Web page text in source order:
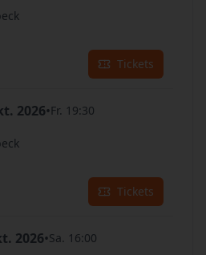
Tickets
2026•Fr. 19:30
Tickets
2026•Sa. 16:00